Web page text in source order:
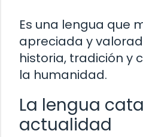
Es una lengua que
apreciada y
historia, tradición y
la humanidad.
La lengua
actualidad